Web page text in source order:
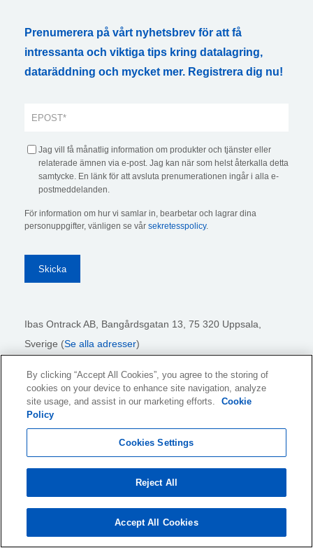
Prenumerera på vårt nyhetsbrev för att få
intressanta och viktiga tips kring datalagring,
dataräddning och mycket mer. Registrera dig nu!
Jag vill få månatlig information om produkter och tjänster eller
relaterade ämnen via e-post. Jag kan när som helst återkalla detta
samtycke. En länk för att avsluta prenumerationen ingår i alla e-
postmeddelanden.
För information om hur vi samlar in, bearbetar och lagrar dina
personuppgifter, vänligen se vår sekretesspolicy.
Ibas Ontrack AB, Bangårdsgatan 13, 75 320 Uppsala,
Sverige (Se alla adresser)
Webbplatsens användarvillkor
Integritetspolicy
Cookiepolicy och Inställningar
Juridiska Meddelanden
Allmänna Försäljningsvillkor
Authorised Partner Agreement
By clicking “Accept All Cookies”, you agree to the storing of
cookies on your device to enhance site navigation, analyze
site usage, and assist in our marketing efforts.
Cookie
Policy
Cookies Settings
Reject All
Accept All Cookies